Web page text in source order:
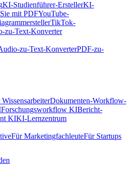
KI-Studienführer-ErstellerKI-
mit PDFYouTube-
TikTok-
zu-Text-Konverter
zu-Text-KonverterPDF-zu-
Dokumenten-Workflow-
Forschungsworkflow KIBericht-
KIKI-Lernzentrum
Für MarketingfachleuteFür Startups